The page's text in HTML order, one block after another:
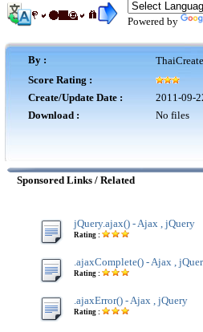
Powered by
By :
Score Rating :
Create/Update Date :
2011-09-
Download :
No files
Sponsored Links / Related
jQuery.ajax() - Ajax , jQuery
Rating :
.ajaxComplete() - Ajax ,
Rating :
.ajaxError() - Ajax , jQuery
Rating :